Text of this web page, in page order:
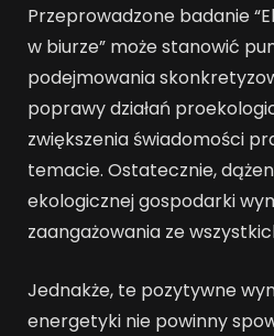
Przeprowadzone badanie
w biurze” może stanowić
podejmowania
poprawy działań
zwiększenia świadomości
temacie. Ostatecznie,
ekologicznej gospodarki
zaangażowania ze
Jednakże, te pozytywne
energetyki nie powinny